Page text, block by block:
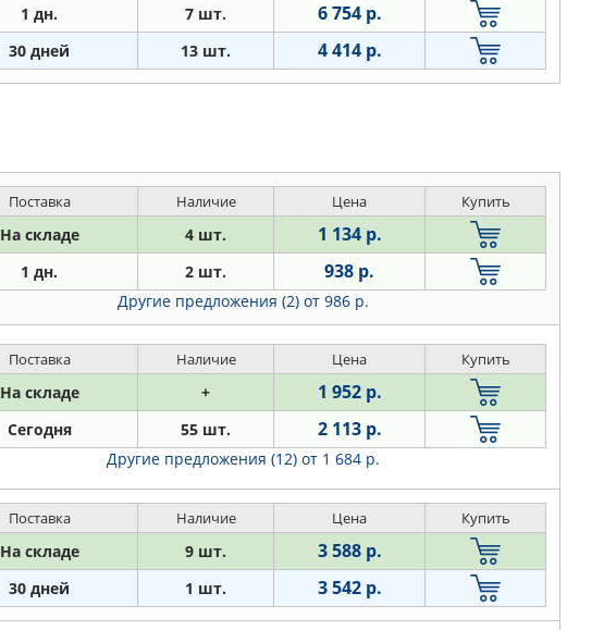
1 дн. 7 шт. 6 754 р.
30 дней 13 шт. 4 414 р.
Поставка Наличие Цена Купить
На складе 4 шт. 1 134 р.
1 дн. 2 шт. 938 р.
Другие предложения (2) от 986 р.
Поставка Наличие Цена Купить
На складе + 1 952 р.
Сегодня 55 шт. 2 113 р.
Другие предложения (12) от 1 684 р.
Поставка Наличие Цена Купить
На складе 9 шт. 3 588 р.
30 дней 1 шт. 3 542 р.